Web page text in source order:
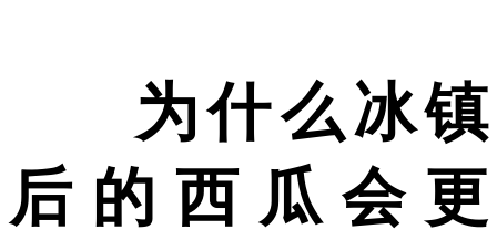
为什么冰镇
后的西瓜会更